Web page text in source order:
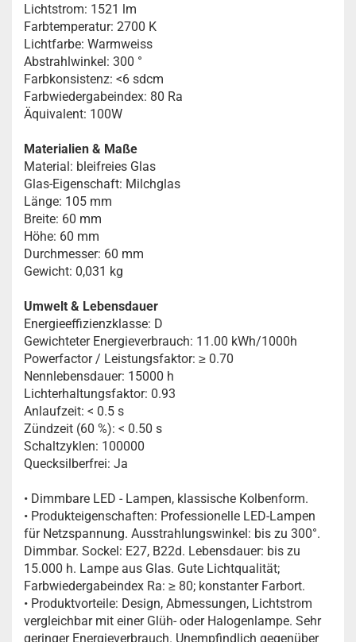
Lichtstrom: 1521 lm
Farbtemperatur: 2700 K
Lichtfarbe: Warmweiss
Abstrahlwinkel: 300 °
Farbkonsistenz: <6 sdcm
Farbwiedergabeindex: 80 Ra
Äquivalent: 100W
Materialien & Maße
Material: bleifreies Glas
Glas-Eigenschaft: Milchglas
Länge: 105 mm
Breite: 60 mm
Höhe: 60 mm
Durchmesser: 60 mm
Gewicht: 0,031 kg
Umwelt & Lebensdauer
Energieeffizienzklasse: D
Gewichteter Energieverbrauch: 11.00 kWh/1000h
Powerfactor / Leistungsfaktor: ≥ 0.70
Nennlebensdauer: 15000 h
Lichterhaltungsfaktor: 0.93
Anlaufzeit: < 0.5 s
Zündzeit (60 %): < 0.50 s
Schaltzyklen: 100000
Quecksilberfrei: Ja
• Dimmbare LED - Lampen, klassische Kolbenform.
• Produkteigenschaften: Professionelle LED-Lampen
für Netzspannung. Ausstrahlungswinkel: bis zu 300°.
Dimmbar. Sockel: E27, B22d. Lebensdauer: bis zu
15.000 h. Lampe aus Glas. Gute Lichtqualität;
Farbwiedergabeindex Ra: ≥ 80; konstanter Farbort.
• Produktvorteile: Design, Abmessungen, Lichtstrom
vergleichbar mit einer Glüh- oder Halogenlampe. Sehr
geringer Energieverbrauch. Unempfindlich gegenüber